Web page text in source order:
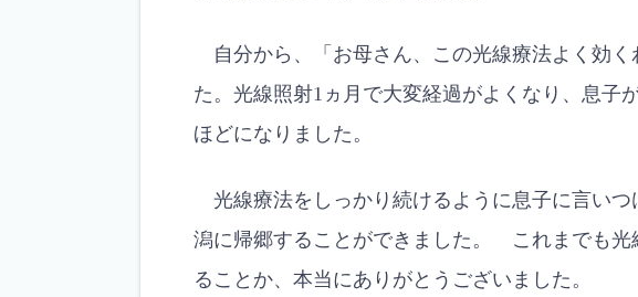
自分から、「お母さん、この光線療法よく効く
た。光線照射1ヵ月で大変経過がよくなり、息子
ほどになりました。
光線療法をしっかり続けるように息子に言いつ
潟に帰郷することができました。 これまでも光
ることか、本当にありがとうございました。